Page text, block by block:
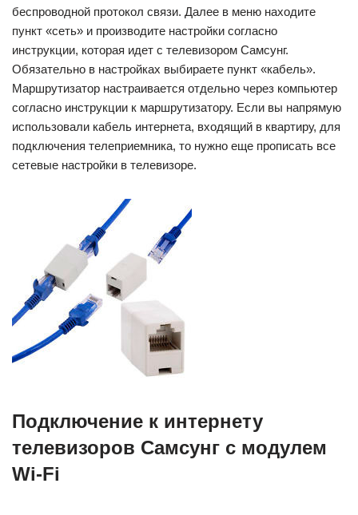
беспроводной протокол связи. Далее в меню находите
пункт «сеть» и производите настройки согласно
инструкции, которая идет с телевизором Самсунг.
Обязательно в настройках выбираете пункт «кабель».
Маршрутизатор настраивается отдельно через компьютер
согласно инструкции к маршрутизатору. Если вы напрямую
использовали кабель интернета, входящий в квартиру, для
подключения телеприемника, то нужно еще прописать все
сетевые настройки в телевизоре.
Подключение к интернету
телевизоров Самсунг с модулем
Wi-Fi